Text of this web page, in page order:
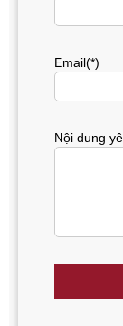
Email(*)
Nội dung